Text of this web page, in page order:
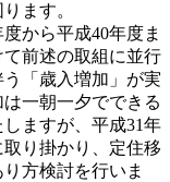
ます。
から平成40年度ま
前述の取組に並行
「歳入増加」が実
一朝一夕でできる
ますが、平成31年
り掛かり、定住移
方検討を行いま